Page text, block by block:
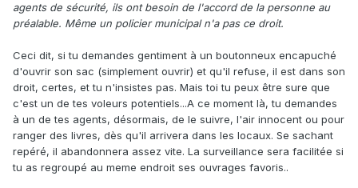
agents de sécurité, ils ont besoin de l'accord de la personne au
préalable. Même un policier municipal n'a pas ce droit.
Ceci dit, si tu demandes gentiment à un boutonneux encapuché
d'ouvrir son sac (simplement ouvrir) et qu'il refuse, il est dans son
droit, certes, et tu n'insistes pas. Mais toi tu peux être sure que
c'est un de tes voleurs potentiels...A ce moment là, tu demandes
à un de tes agents, désormais, de le suivre, l'air innocent ou pour
ranger des livres, dès qu'il arrivera dans les locaux. Se sachant
repéré, il abandonnera assez vite. La surveillance sera facilitée si
tu as regroupé au meme endroit ses ouvrages favoris..